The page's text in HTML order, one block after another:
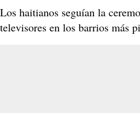
Los haitianos seguían la
televisores en los barrios más